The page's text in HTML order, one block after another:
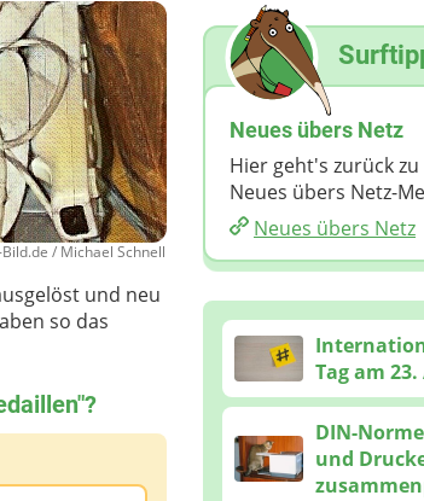
/ Michael Schnell
und neu
so das
Neues übers Netz
Hier geht's zurück
Neues übers Netz-
Neues übers Netz
Tag am
DIN-
und